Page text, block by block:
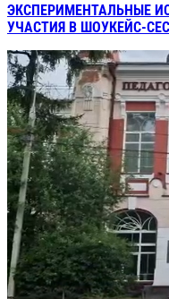
ЭКСПЕРИМЕНТАЛЬНЫЕ
УЧАСТИЯ В ШОУКЕЙС-